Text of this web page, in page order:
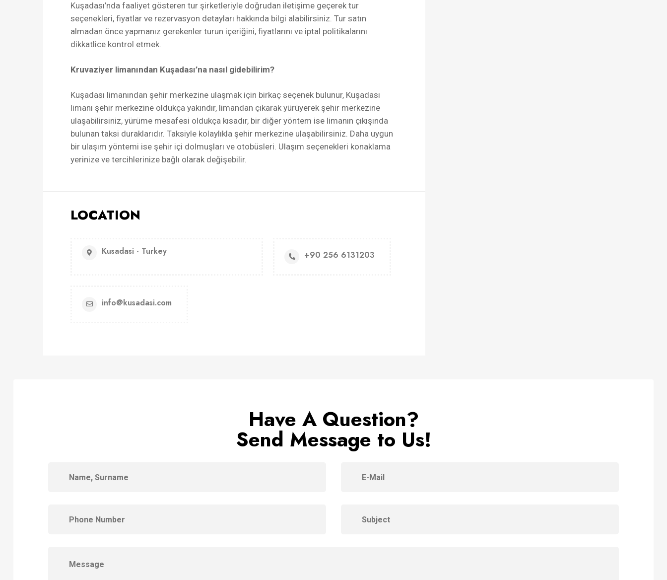
Kuşadası’nda faaliyet gösteren tur şirketleriyle doğrudan iletişime geçerek tur
seçenekleri, fiyatlar ve rezervasyon detayları hakkında bilgi alabilirsiniz. Tur satın
almadan önce yapmanız gerekenler turun içeriğini, fiyatlarını ve iptal politikalarını
dikkatlice kontrol etmek.
Kruvaziyer limanından Kuşadası’na nasıl gidebilirim?
Kuşadası limanından şehir merkezine ulaşmak için birkaç seçenek bulunur, Kuşadası
limanı şehir merkezine oldukça yakındır, limandan çıkarak yürüyerek şehir merkezine
ulaşabilirsiniz, yürüme mesafesi oldukça kısadır, bir diğer yöntem ise limanın çıkışında
bulunan taksi duraklarıdır. Taksiyle kolaylıkla şehir merkezine ulaşabilirsiniz. Daha uygun
bir ulaşım yöntemi ise şehir içi dolmuşları ve otobüsleri. Ulaşım seçenekleri konaklama
yerinize ve tercihlerinize bağlı olarak değişebilir.
LOCATION
Kusadasi - Turkey +90 256 6131203
info@kusadasi.com
Have A Question?
Send Message to Us!